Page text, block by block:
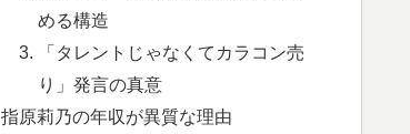
める構造
「タレントじゃなくてカラコン売
り」発言の真意
指原莉乃の年収が異質な理由